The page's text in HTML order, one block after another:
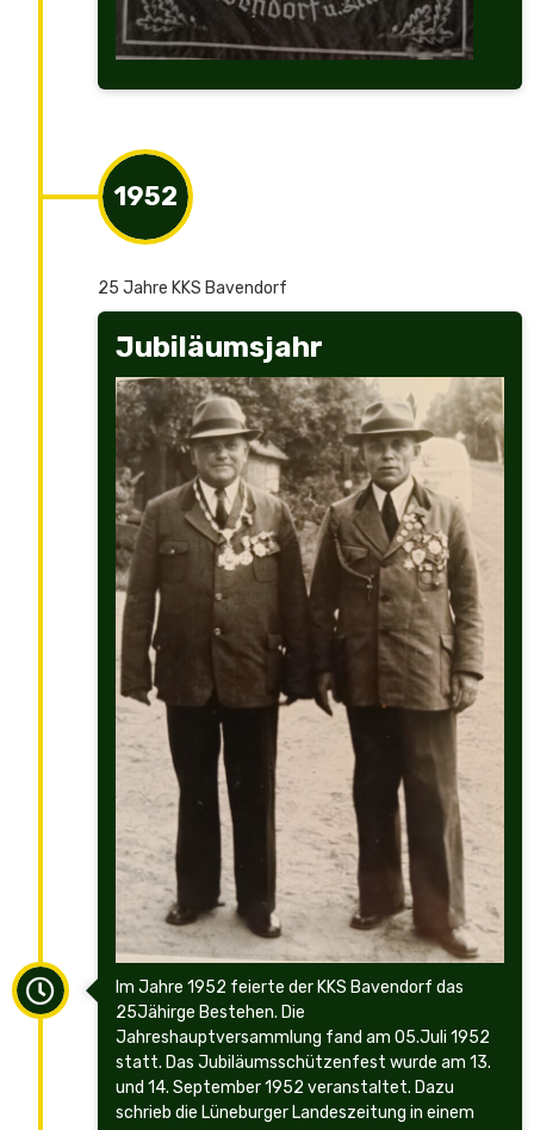
1952
25 Jahre KKS Bavendorf
Jubiläumsjahr
Im Jahre 1952 feierte der KKS Bavendorf das
25Jähirge Bestehen. Die
Jahreshauptversammlung fand am 05.Juli 1952
statt. Das Jubiläumsschützenfest wurde am 13.
und 14. September 1952 veranstaltet. Dazu
schrieb die Lüneburger Landeszeitung in einem